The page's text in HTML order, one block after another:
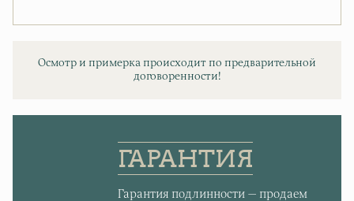
Осмотр и примерка происходит по предварительной
договоренности!
ГАРАНТИЯ
Гарантия подлинности — продаем